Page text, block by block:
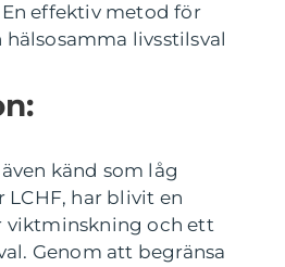
effektiv metod för
livsstilsval
känd som låg
har blivit en
viktminskning och ett
Genom att begränsa